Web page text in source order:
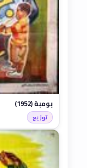
بومبة (1952)
توزيع